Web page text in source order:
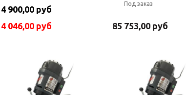
4 900,00 руб
4 046,00 руб
Под заказ
85 753,00 руб